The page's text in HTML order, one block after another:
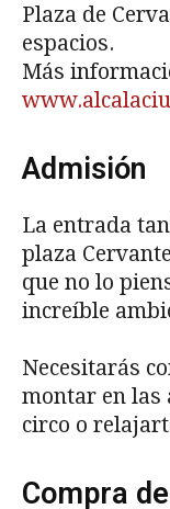
Plaza de
espacios.
Más
Admisión
La entrada
plaza
que no lo
increíble
Necesitarás
montar en las
circo o
Compra